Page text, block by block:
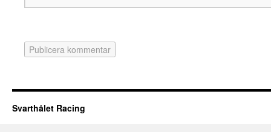
Svarthålet Racing